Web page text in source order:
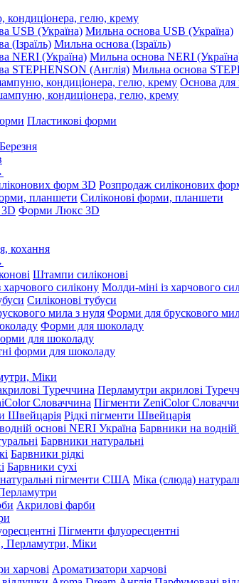
гелю, крему
Мильна основа USB (Україна)
Мильна основа (Ізраїль)
Мильна основа NERI
Мильна основа
Основа
Пластикові форми
Розпродаж силіконових
Силіконові форми, планшети
Форми Люкс 3D
кохання
Штампи силіконові
Молди-міні із харчового
Силіконові тубуси
Форми для брускового
Форми для шоколаду
для шоколаду
форми для шоколаду
Міки
Перламутри акрилові
Пігменти ZeniColor
Рідкі пігменти Швейцарія
Барвники на
Барвники натуральні
Барвники рідкі
Барвники сухі
Міка (слюда)
Акрилові фарби
Пігменти флуоресцентні
Ароматизатори харчові